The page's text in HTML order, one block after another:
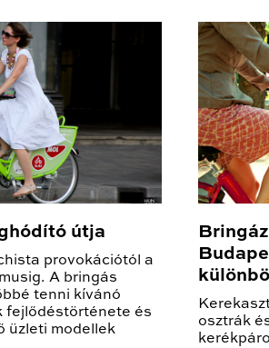
útja
provokációtól a
A bringás
tenni kívánó
fejlődéstörténete és
üzleti modellek
osztrák